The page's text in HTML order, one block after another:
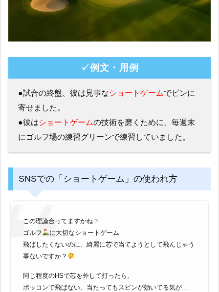
✓例文・用例
●試合の終盤、彼は見事なショートゲームでピンに
寄せました。
●彼はショートゲームの技術を磨くために、毎週末
にゴルフ場の練習グリーンで練習していました。
SNSでの「ショートゲーム」の使われ方
この理論合ってますかね？
ゴルフ
に大切なショートゲーム
飛ばしたくないのに、綺麗に芯で当てようとして飛んじゃう
事ないですか？
同じ程度のHSで芯を外して打ったら、
ポッコンで飛ばない、当たってもスピンが効いてる気が…